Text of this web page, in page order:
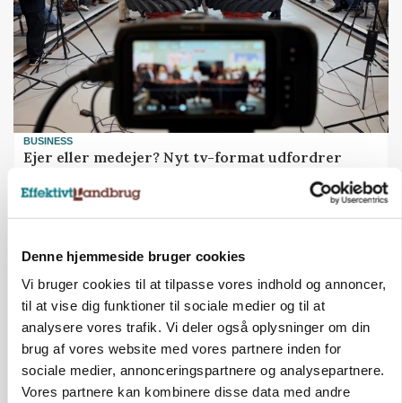
Denne hjemmeside bruger cookies
Vi bruger cookies til at tilpasse vores indhold og annoncer,
til at vise dig funktioner til sociale medier og til at
analysere vores trafik. Vi deler også oplysninger om din
brug af vores website med vores partnere inden for
sociale medier, annonceringspartnere og analysepartnere.
Vores partnere kan kombinere disse data med andre
BUSINESS
Ejer eller medejer? Nyt tv-format udfordrer